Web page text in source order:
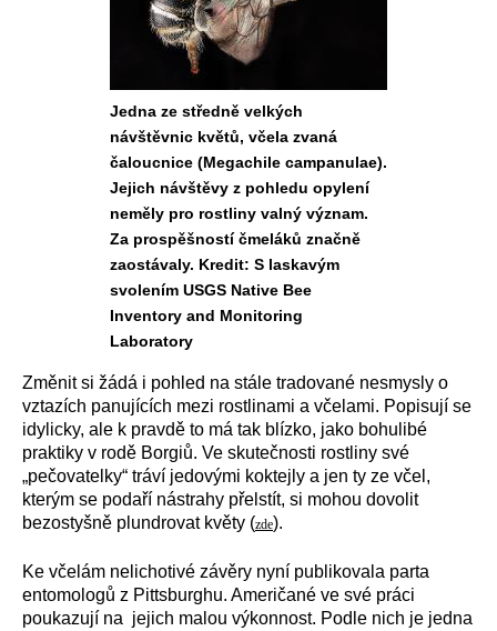
Jedna ze středně velkých
návštěvnic květů, včela zvaná
čaloucnice (Megachile campanulae).
Jejich návštěvy z pohledu opylení
neměly pro rostliny valný význam.
Za prospěšností čmeláků značně
zaostávaly. Kredit: S laskavým
svolením USGS Native Bee
Inventory and Monitoring
Laboratory
Změnit si žádá i pohled na stále tradované nesmysly o
vztazích panujících mezi rostlinami a včelami. Popisují se
idylicky, ale k pravdě to má tak blízko, jako bohulibé
praktiky v rodě Borgiů. Ve skutečnosti rostliny své
„pečovatelky“ tráví jedovými koktejly a jen ty ze včel,
kterým se podaří nástrahy přelstít, si mohou dovolit
bezostyšně plundrovat květy (zde).
Ke včelám nelichotivé závěry nyní publikovala parta
entomologů z Pittsburghu. Američané ve své práci
poukazují na jejich malou výkonnost. Podle nich je jedna